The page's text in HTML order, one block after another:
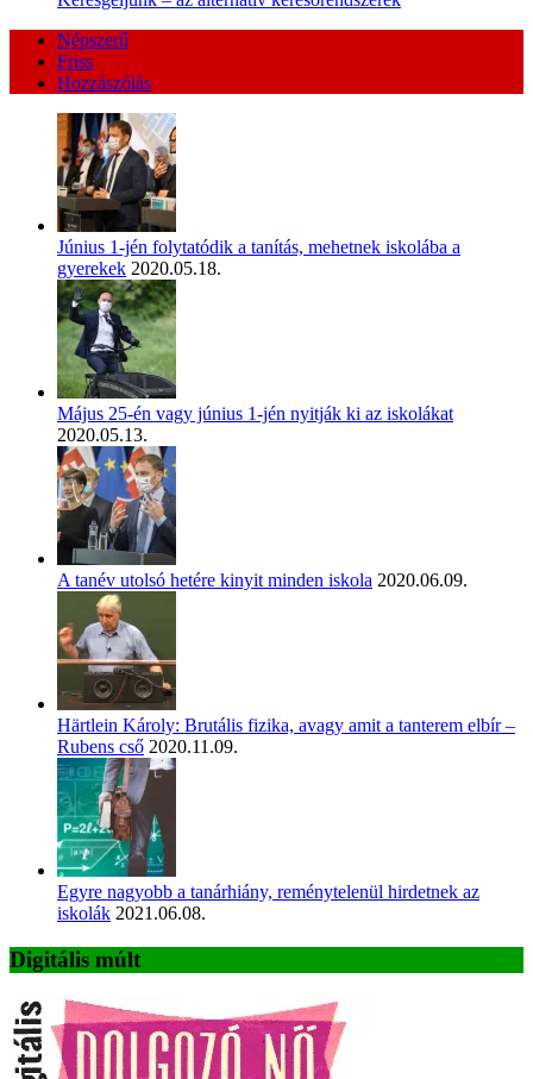
Népszerű
Friss
Hozzászólás
Június 1-jén folytatódik a tanítás, mehetnek iskolába a
gyerekek 2020.05.18.
Május 25-én vagy június 1-jén nyitják ki az iskolákat
2020.05.13.
A tanév utolsó hetére kinyit minden iskola 2020.06.09.
Härtlein Károly: Brutális fizika, avagy amit a tanterem elbír –
Rubens cső 2020.11.09.
Egyre nagyobb a tanárhiány, reménytelenül hirdetnek az
iskolák 2021.06.08.
Digitális múlt